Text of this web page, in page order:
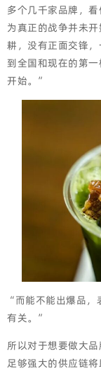
多个几千家品牌，
为真正的战争并未
耕，没有正面交锋
到全国和现在的第
开始。”
“而能不能出爆品
有关。”
所以对于想要做大品
足够强大的供应链将